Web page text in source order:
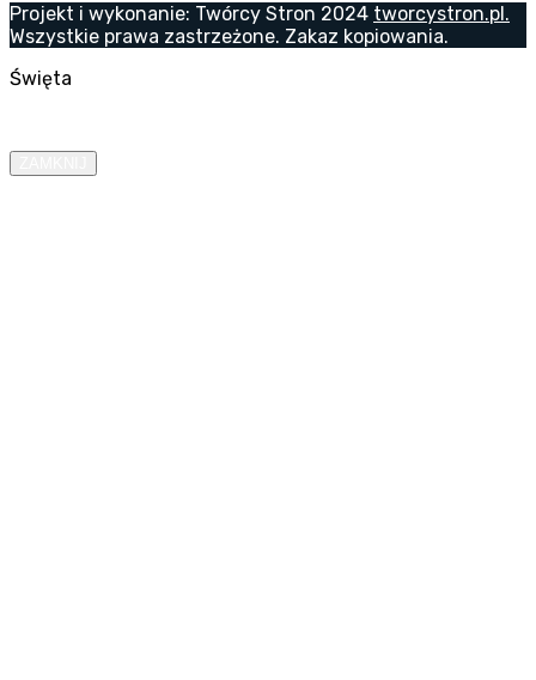
Projekt i wykonanie: Twórcy Stron 2024 tworcystron.pl.
Wszystkie prawa zastrzeżone. Zakaz kopiowania.
Święta